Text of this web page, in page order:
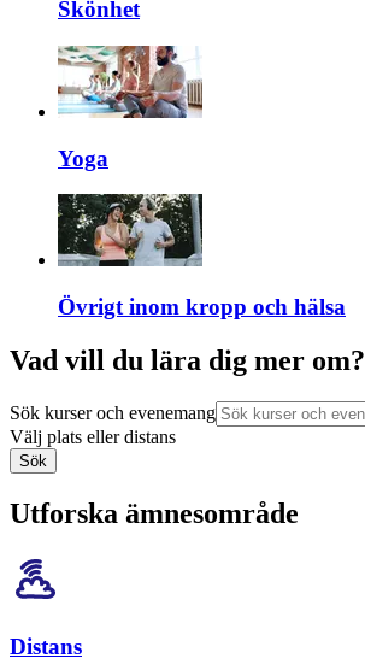
Skönhet
Yoga
Övrigt inom kropp och hälsa
Vad vill du lära dig mer om?
Sök kurser och evenemang
Välj plats eller distans
Sök
Utforska ämnesområde
Distans